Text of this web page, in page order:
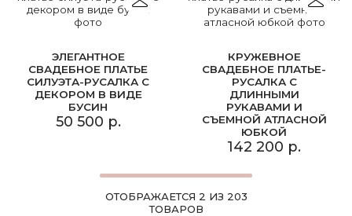
ЭЛЕГАНТНОЕ
СВАДЕБНОЕ ПЛАТЬЕ
СИЛУЭТА-РУСАЛКА С
ДЕКОРОМ В ВИДЕ
БУСИН
50 500 р.
КРУЖЕВНОЕ
СВАДЕБНОЕ ПЛАТЬЕ-
РУСАЛКА С
ДЛИННЫМИ
РУКАВАМИ И
СЪЕМНОЙ АТЛАСНОЙ
ЮБКОЙ
142 200 р.
ОТОБРАЖАЕТСЯ 2 ИЗ 203
ТОВАРОВ